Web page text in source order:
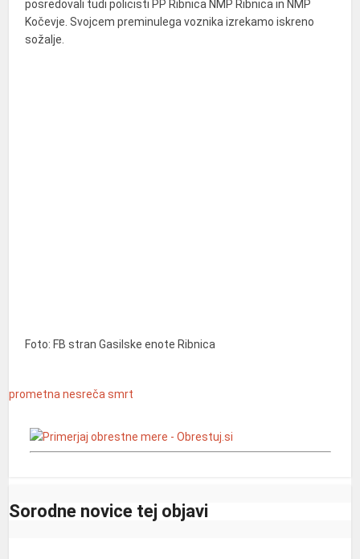
posredovali tudi policisti PP Ribnica NMP Ribnica in NMP
Kočevje. Svojcem preminulega voznika izrekamo iskreno
sožalje.
Foto: FB stran Gasilske enote Ribnica
prometna nesreča smrt
Sorodne novice tej objavi